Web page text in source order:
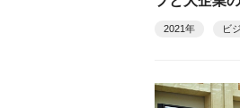
員制の新サー
2021年 ビ